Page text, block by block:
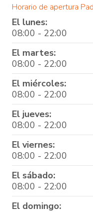
Horario de apertura
El lunes:
08:00 - 22:00
El martes:
08:00 - 22:00
El miércoles:
08:00 - 22:00
El jueves:
08:00 - 22:00
El viernes:
08:00 - 22:00
El sábado:
08:00 - 22:00
El domingo: